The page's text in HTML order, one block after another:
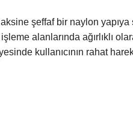
şeffaf bir naylon yapıya
alanlarında ağırlıklı
kullanıcının rahat